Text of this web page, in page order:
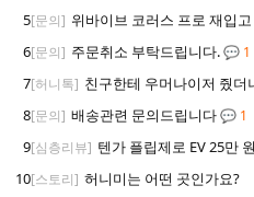
5[문의] 위바이브 코러스 프로 재입고
6[문의] 주문취소 부탁드립니다.💬 1
7[허니톡] 친구한테 우머나이저 줬더
8[문의] 배송관련 문의드립니다💬 1
9[심층리뷰] 텐가 플립제로 EV 25만
10[스토리] 허니미는 어떤 곳인가요?